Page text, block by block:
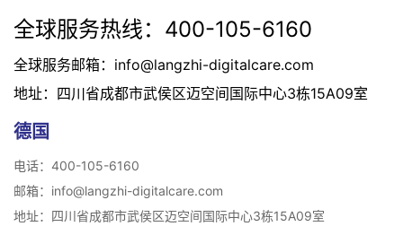
全球服务热线：400-105-6160
全球服务邮箱：info@langzhi-digitalcare.com
地址：四川省成都市武侯区迈空间国际中心3栋15A09室
德国
电话：400-105-6160
邮箱：info@langzhi-digitalcare.com
地址：四川省成都市武侯区迈空间国际中心3栋15A09室